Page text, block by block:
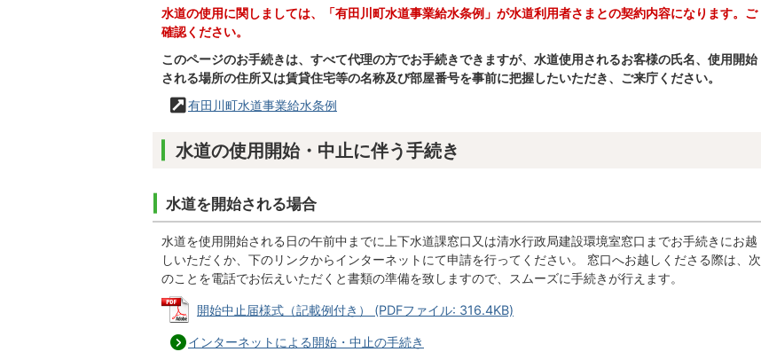
水道の使用に関しましては、「有田川町水道事業給水条例」が水道利用者さまとの契約内容になります。ご
確認ください。
このページのお手続きは、すべて代理の方でお手続きできますが、水道使用されるお客様の氏名、使用開始
される場所の住所又は賃貸住宅等の名称及び部屋番号を事前に把握したいただき、ご来庁ください。
有田川町水道事業給水条例
水道の使用開始・中止に伴う手続き
水道を開始される場合
水道を使用開始される日の午前中までに上下水道課窓口又は清水行政局建設環境室窓口までお手続きにお越
しいただくか、下のリンクからインターネットにて申請を行ってください。 窓口へお越しくださる際は、次
のことを電話でお伝えいただくと書類の準備を致しますので、スムーズに手続きが行えます。
開始中止届様式（記載例付き） (PDFファイル: 316.4KB)
インターネットによる開始・中止の手続き